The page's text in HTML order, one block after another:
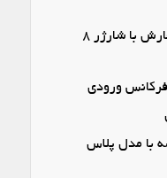
دارای شارژر ۴ آمپر و قابل سفارش با شارژر ۸
فرکانس ورودی
با مدل پلاس